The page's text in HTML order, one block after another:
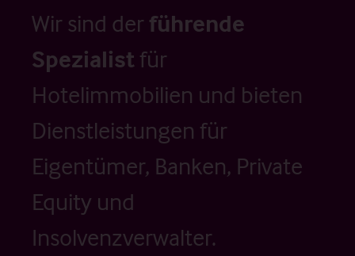
Wir sind der führende
Spezialistfür
Hotelimmobilien und bieten
Dienstleistungen für
Eigentümer, Banken, Private
Equity und
Insolvenzverwalter.